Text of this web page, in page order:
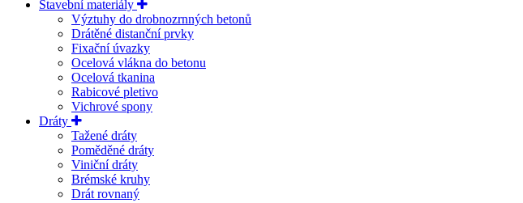
Stavební materiály
Výztuhy do drobnozrnných betonů
Drátěné distanční prvky
Fixační úvazky
Ocelová vlákna do betonu
Ocelová tkanina
Rabicové pletivo
Vichrové spony
Dráty
Tažené dráty
Poměděné dráty
Viniční dráty
Brémské kruhy
Drát rovnaný